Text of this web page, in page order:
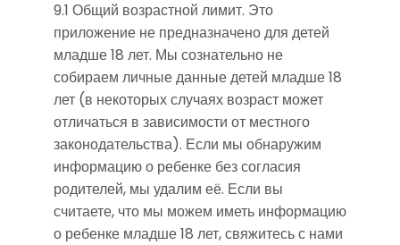
9.1 Общий возрастной лимит. Это
приложение не предназначено для детей
младше 18 лет. Мы сознательно не
собираем личные данные детей младше 18
лет (в некоторых случаях возраст может
отличаться в зависимости от местного
законодательства). Если мы обнаружим
информацию о ребенке без согласия
родителей, мы удалим её. Если вы
считаете, что мы можем иметь информацию
о ребенке младше 18 лет, свяжитесь с нами